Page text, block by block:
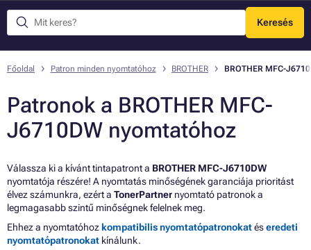
Keresés
Menü
Főoldal Patron minden nyomtatóhoz BROTHER BROTHER MFC-
Patronok a BROTHER MFC-
J6710DW nyomtatóhoz
Válassza ki a kívánt tintapatront a BROTHER MFC-J6710DW
nyomtatója részére! A nyomtatás minőségének garanciája prioritást
élvez számunkra, ezért a TonerPartner nyomtató patronok a
legmagasabb szintű minőségnek felelnek meg.
Ehhez a nyomtatóhoz kompatibilis nyomtatópatronokatéseredeti
nyomtatópatronokat kínálunk.